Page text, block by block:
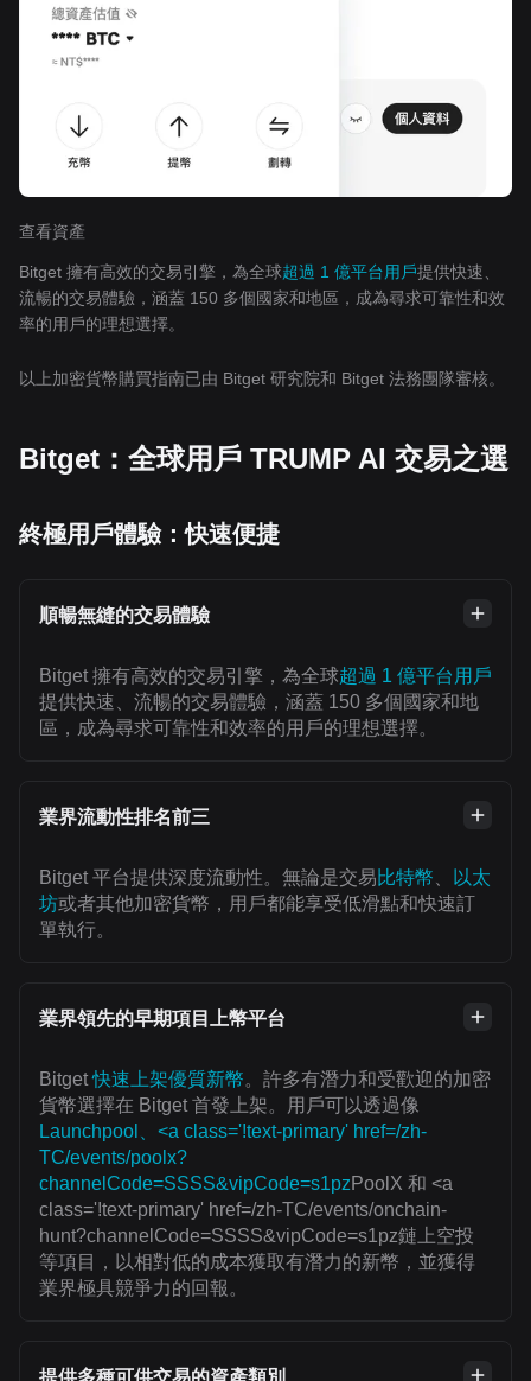
查看資產
Bitget 擁有高效的交易引擎，為全球超過 1 億平台用戶提供快速、
流暢的交易體驗，涵蓋 150 多個國家和地區，成為尋求可靠性和效
率的用戶的理想選擇。
以上加密貨幣購買指南已由 Bitget 研究院和 Bitget 法務團隊審核。
Bitget：全球用戶 TRUMP AI 交易之選
終極用戶體驗：快速便捷
順暢無縫的交易體驗
Bitget 擁有高效的交易引擎，為全球超過 1 億平台用戶
提供快速、流暢的交易體驗，涵蓋 150 多個國家和地
區，成為尋求可靠性和效率的用戶的理想選擇。
業界流動性排名前三
Bitget 平台提供深度流動性。無論是交易比特幣
以太
坊或者其他加密貨幣，用戶都能享受低滑點和快速訂
單執行。
業界領先的早期項目上幣平台
Bitget快速上架優質新幣。許多有潛力和受歡迎的加密
貨幣選擇在 Bitget 首發上架。用戶可以透過像
Launchpool、<a class='!text-primary' href=/zh-
TC/events/poolx?
channelCode=SSSS&vipCode=s1pzPoolX 和 <a
class='!text-primary' href=/zh-TC/events/onchain-
hunt?channelCode=SSSS&vipCode=s1pz鏈上空投
等項目，以相對低的成本獲取有潛力的新幣，並獲得
業界極具競爭力的回報。
提供多種可供交易的資產類別